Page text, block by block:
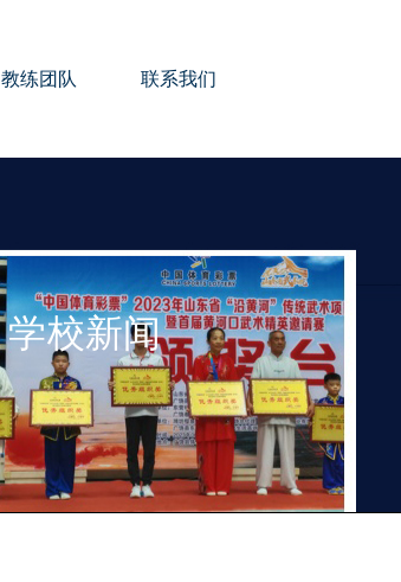
教练团队 联系我们
学校新闻